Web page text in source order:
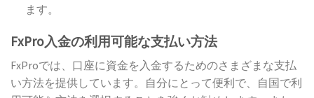
ます。
FxPro入金の利用可能な支払い方法
FxProでは、口座に資金を入金するためのさまざまな支払
い方法を提供しています。自分にとって便利で、自国で利